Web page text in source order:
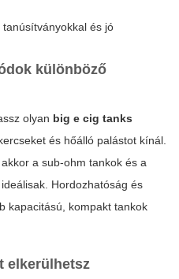
és jó
különböző
olyan big e cig tanks
és hőálló palástot kínál.
a sub-ohm tankok és a
Hordozhatóság és
kapacitású, kompakt tankok
elkerülhetsz